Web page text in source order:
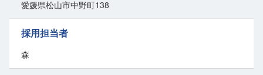
長期安定の正社員として、ぜひ当社で新しいスタートを切りません
か！
愛媛県松山市中野町138
採用担当者
森